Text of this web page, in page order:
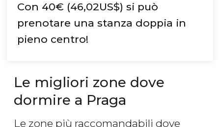
Con 40€ (46,02US$) si può
prenotare una stanza doppia in
pieno centro!
Le migliori zone dove
dormire a Praga
Le zone più raccomandabili dove